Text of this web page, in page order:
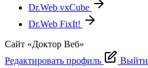
Dr.Web vxCube
Dr.Web FixIt!
Сайт «Доктор Веб»
Редактировать профиль
Выйти